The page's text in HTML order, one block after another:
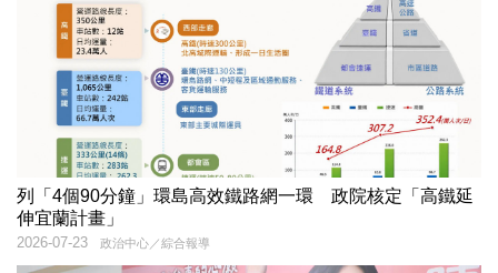
列「4個90分鐘」環島高效鐵路網一環 政院核定「高鐵延
伸宜蘭計畫」
政治中心／綜合報導
2026-07-23